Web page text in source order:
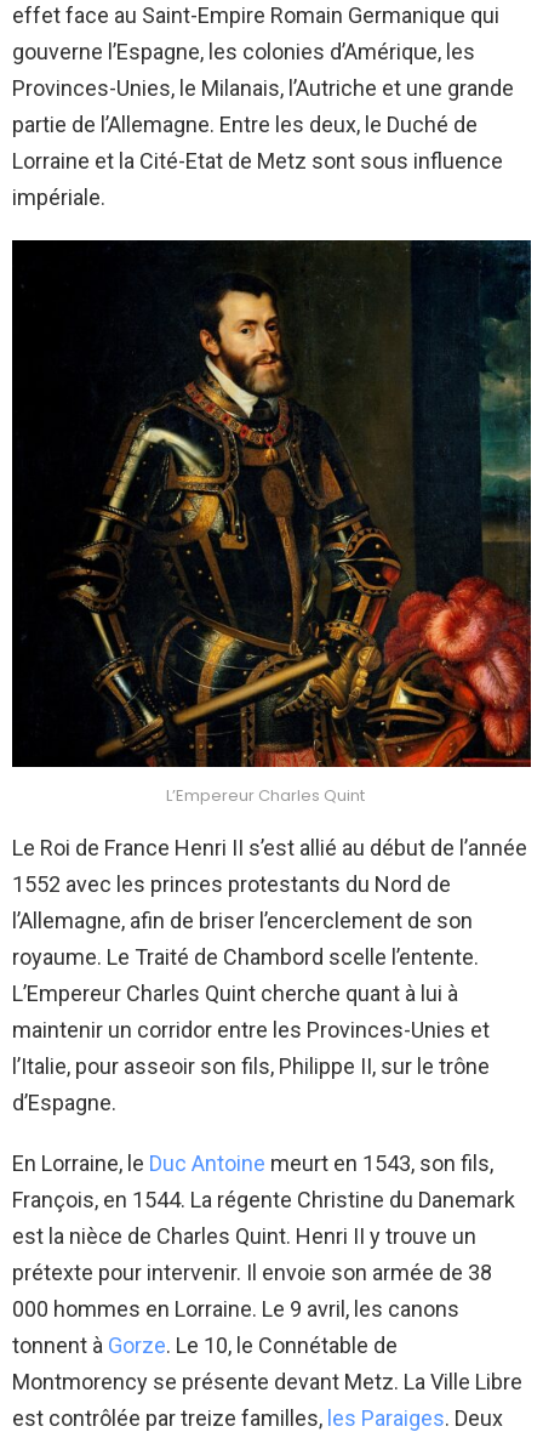
effet face au Saint-Empire Romain Germanique qui
gouverne l’Espagne, les colonies d’Amérique, les
Provinces-Unies, le Milanais, l’Autriche et une grande
partie de l’Allemagne. Entre les deux, le Duché de
Lorraine et la Cité-Etat de Metz sont sous influence
impériale.
L’Empereur Charles Quint
Le Roi de France Henri II s’est allié au début de l’année
1552 avec les princes protestants du Nord de
l’Allemagne, afin de briser l’encerclement de son
royaume. Le Traité de Chambord scelle l’entente.
L’Empereur Charles Quint cherche quant à lui à
maintenir un corridor entre les Provinces-Unies et
l’Italie, pour asseoir son fils, Philippe II, sur le trône
d’Espagne.
En Lorraine, le Duc Antoine meurt en 1543, son fils,
François, en 1544. La régente Christine du Danemark
est la nièce de Charles Quint. Henri II y trouve un
prétexte pour intervenir. Il envoie son armée de 38
000 hommes en Lorraine. Le 9 avril, les canons
tonnent à Gorze. Le 10, le Connétable de
Montmorency se présente devant Metz. La Ville Libre
est contrôlée par treize familles, les Paraiges. Deux